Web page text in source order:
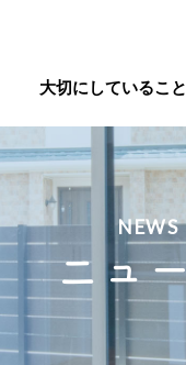
大切にしていること
NEWS
ニュ